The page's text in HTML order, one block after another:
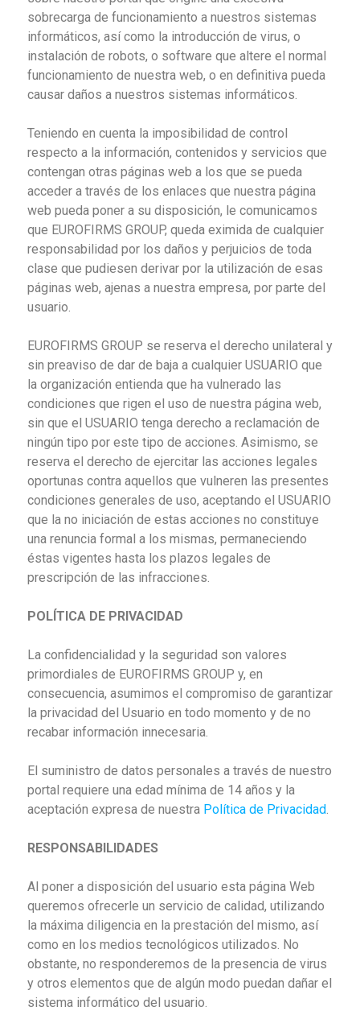
sobrecarga de funcionamiento a nuestros sistemas
informáticos, así como la introducción de virus, o
instalación de robots, o software que altere el normal
funcionamiento de nuestra web, o en definitiva pueda
causar daños a nuestros sistemas informáticos.
Teniendo en cuenta la imposibilidad de control
respecto a la información, contenidos y servicios que
contengan otras páginas web a los que se pueda
acceder a través de los enlaces que nuestra página
web pueda poner a su disposición, le comunicamos
que EUROFIRMS GROUP, queda eximida de cualquier
responsabilidad por los daños y perjuicios de toda
clase que pudiesen derivar por la utilización de esas
páginas web, ajenas a nuestra empresa, por parte del
usuario.
EUROFIRMS GROUP se reserva el derecho unilateral y
sin preaviso de dar de baja a cualquier USUARIO que
la organización entienda que ha vulnerado las
condiciones que rigen el uso de nuestra página web,
sin que el USUARIO tenga derecho a reclamación de
ningún tipo por este tipo de acciones. Asimismo, se
reserva el derecho de ejercitar las acciones legales
oportunas contra aquellos que vulneren las presentes
condiciones generales de uso, aceptando el USUARIO
que la no iniciación de estas acciones no constituye
una renuncia formal a los mismas, permaneciendo
éstas vigentes hasta los plazos legales de
prescripción de las infracciones.
POLÍTICA DE PRIVACIDAD
La confidencialidad y la seguridad son valores
primordiales de EUROFIRMS GROUP y, en
consecuencia, asumimos el compromiso de garantizar
la privacidad del Usuario en todo momento y de no
recabar información innecesaria.
El suministro de datos personales a través de nuestro
portal requiere una edad mínima de 14 años y la
aceptación expresa de nuestra Política de Privacidad.
RESPONSABILIDADES
Al poner a disposición del usuario esta página Web
queremos ofrecerle un servicio de calidad, utilizando
la máxima diligencia en la prestación del mismo, así
como en los medios tecnológicos utilizados. No
obstante, no responderemos de la presencia de virus
y otros elementos que de algún modo puedan dañar el
sistema informático del usuario.